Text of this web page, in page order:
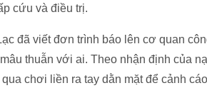
cứu và điều trị.
đã viết đơn trình báo lên cơ quan
thuẫn với ai. Theo nhận định của
chơi liền ra tay dằn mặt để cảnh